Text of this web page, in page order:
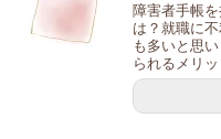
障害者手帳
は？就職に
も多いと思
られるメリ